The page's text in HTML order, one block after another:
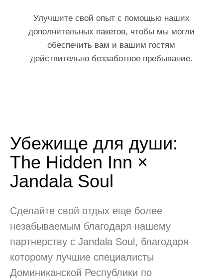
Улучшите свой опыт с помощью наших
дополнительных пакетов, чтобы мы могли
обеспечить вам и вашим гостям
действительно беззаботное пребывание.
Убежище для души:
The Hidden Inn ×
Jandala Soul
Сделайте свой отдых еще более
незабываемым благодаря нашему
партнерству с Jandala Soul, благодаря
которому лучшие специалисты
Доминиканской Республики по